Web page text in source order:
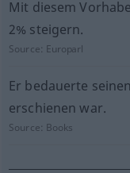
Mit diesem
2% steigern.
Source: Europarl
Er bedauerte
erschienen war.
Source: Books